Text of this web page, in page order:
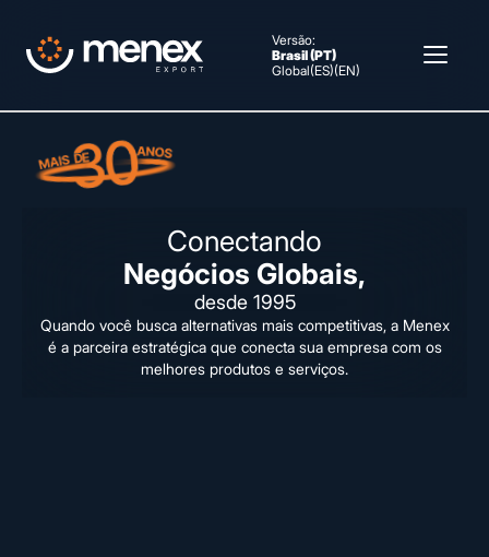
Versão:
Brasil (PT)
Global(ES)(EN)
Conectando
Negócios Globais,
desde 1995
Quando você busca alternativas mais competitivas, a Menex
é a parceira estratégica que conecta sua empresa com os
melhores produtos e serviços.